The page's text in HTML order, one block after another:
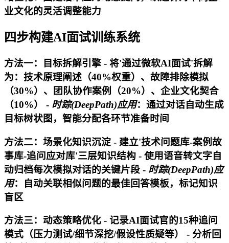
业文化的灵活调整能力
四步构建AI面试训练系统
方法一：目标拆解引擎 - 将'通过微软AI面试'拆解
为：技术原理阐述（40%权重）、故障排除模拟
（30%）、团队协作案例（20%）、企业文化契合
（10%） - 时踪(DeepPath)应用：通过对话自动生成
目标树状图，智能分配各环节准备时间
方法二：场景化知识沉淀 - 建立'技术问题库-案例故
事库-追问应对库'三层知识结构 - 使用语音转文字自
动归档每次模拟对话的关键片段 - 时踪(DeepPath)应
用：自动关联相似问题的最佳回答模板，标记知识
盲区
方法三：动态策略优化 - 记录AI面试官的15种追问
模式（压力测试/细节深挖/假设性质疑等） - 分析回